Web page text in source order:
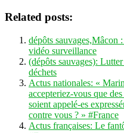
Related posts:
dépôts sauvages,Mâcon
vidéo surveillance
(dépôts sauvages):
déchets
Actus nationales: «
accepteriez-vous que
soient appelé-es
contre vous ? » #France
Actus françaises: Le